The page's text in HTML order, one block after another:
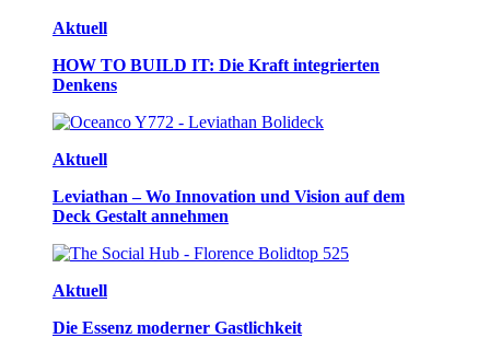
Aktuell
HOW TO BUILD IT: Die Kraft integrierten
Denkens
Aktuell
Leviathan – Wo Innovation und Vision auf dem
Deck Gestalt annehmen
Aktuell
Die Essenz moderner Gastlichkeit